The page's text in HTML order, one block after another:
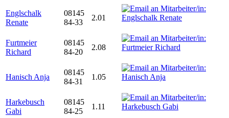
Englschalk
Renate
08145
84-33
2.01
Furtmeier
Richard
08145
84-20
2.08
Hanisch Anja
08145
84-31
1.05
Harkebusch
Gabi
08145
84-25
1.11